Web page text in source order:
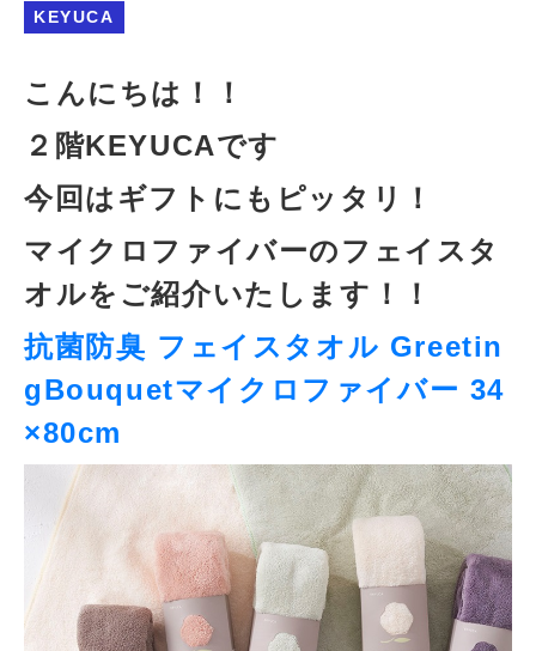
KEYUCA
こんにちは！！
２階KEYUCAです
今回はギフトにもピッタリ！
マイクロファイバーのフェイスタ
オルをご紹介いたします！！
抗菌防臭 フェイスタオル Greetin
gBouquetマイクロファイバー 34
×80cm